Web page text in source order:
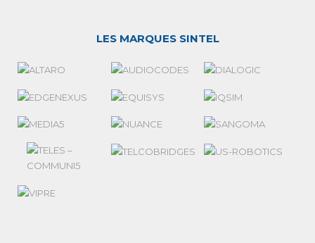
LES MARQUES SINTEL